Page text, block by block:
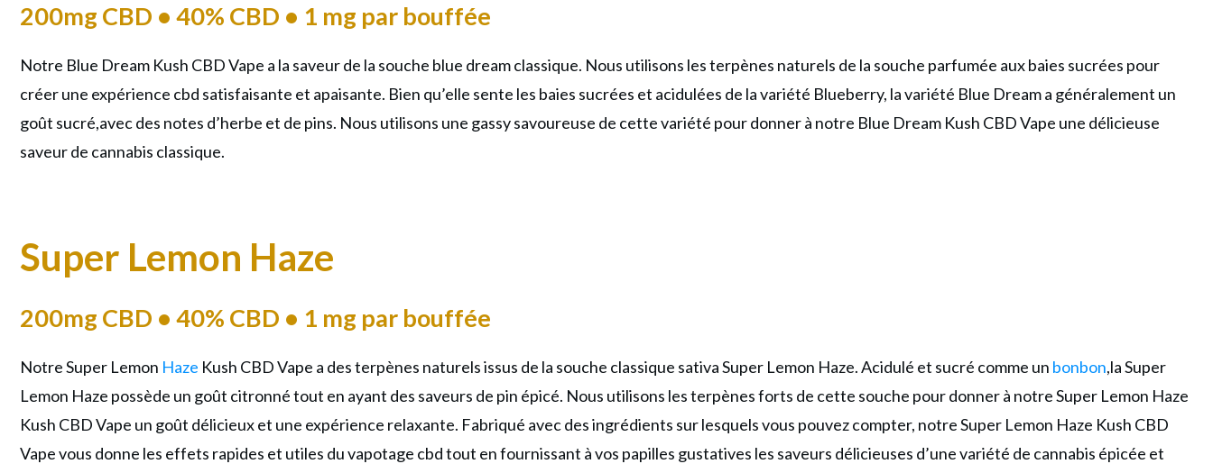
200mg CBD • 40% CBD • 1 mg par bouffée
Notre Blue Dream Kush CBD Vape a la saveur de la souche blue dream classique. Nous utilisons les terpènes naturels de la souche parfumée aux baies sucrées pour
créer une expérience cbd satisfaisante et apaisante. Bien qu’elle sente les baies sucrées et acidulées de la variété Blueberry, la variété Blue Dream a généralement un
goût sucré,avec des notes d’herbe et de pins. Nous utilisons une gassy savoureuse de cette variété pour donner à notre Blue Dream Kush CBD Vape une délicieuse
saveur de cannabis classique.
Super Lemon Haze
200mg CBD • 40% CBD • 1 mg par bouffée
Notre Super Lemon Haze Kush CBD Vape a des terpènes naturels issus de la souche classique sativa Super Lemon Haze. Acidulé et sucré comme un bonbon,la Super
Lemon Haze possède un goût citronné tout en ayant des saveurs de pin épicé. Nous utilisons les terpènes forts de cette souche pour donner à notre Super Lemon Haze
Kush CBD Vape un goût délicieux et une expérience relaxante. Fabriqué avec des ingrédients sur lesquels vous pouvez compter, notre Super Lemon Haze Kush CBD
Vape vous donne les effets rapides et utiles du vapotage cbd tout en fournissant à vos papilles gustatives les saveurs délicieuses d’une variété de cannabis épicée et